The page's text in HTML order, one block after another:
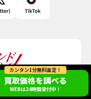
カンタン1分無料査定！
買取価格を調べる
WEBは24時間受付中！